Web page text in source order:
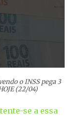
o INSS pega 3
(22/04)
se a essa